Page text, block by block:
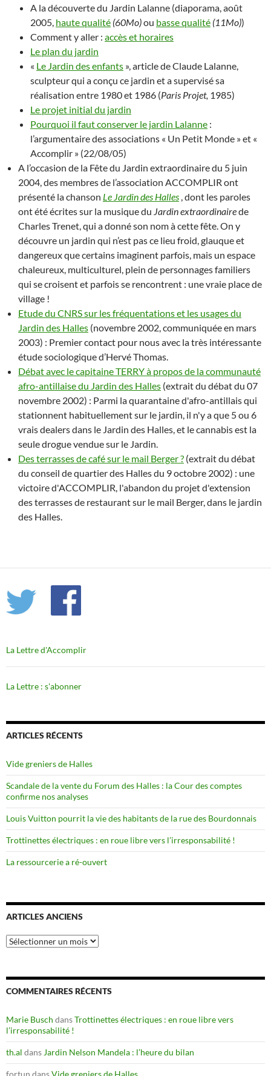
A la découverte du Jardin Lalanne (diaporama, août
2005, haute qualité (60Mo)ou basse qualité (11Mo))
Comment y aller : accès et horaires
Le plan du jardin
« Le Jardin des enfants », article de Claude Lalanne,
sculpteur qui a conçu ce jardin et a supervisé sa
réalisation entre 1980 et 1986 (Paris Projet, 1985)
Le projet initial du jardin
Pourquoi il faut conserver le jardin Lalanne :
l’argumentaire des associations « Un Petit Monde » et «
Accomplir » (22/08/05)
A l’occasion de la Fête du Jardin extraordinaire du 5 juin
2004, des membres de l’association ACCOMPLIR ont
présenté la chanson Le Jardin des Halles , dont les paroles
ont été écrites sur la musique du Jardin extraordinairede
Charles Trenet, qui a donné son nom à cette fête. On y
découvre un jardin qui n’est pas ce lieu froid, glauque et
dangereux que certains imaginent parfois, mais un espace
chaleureux, multiculturel, plein de personnages familiers
qui se croisent et parfois se rencontrent : une vraie place de
village !
Etude du CNRS sur les fréquentations et les usages du
Jardin des Halles (novembre 2002, communiquée en mars
2003) : Premier contact pour nous avec la très intéressante
étude sociologique d’Hervé Thomas.
Débat avec le capitaine TERRY à propos de la communauté
afro-antillaise du Jardin des Halles (extrait du débat du 07
novembre 2002) : Parmi la quarantaine d'afro-antillais qui
stationnent habituellement sur le jardin, il n'y a que 5 ou 6
vrais dealers dans le Jardin des Halles, et le cannabis est la
seule drogue vendue sur le Jardin.
Des terrasses de café sur le mail Berger ? (extrait du débat
du conseil de quartier des Halles du 9 octobre 2002) : une
victoire d'ACCOMPLIR, l'abandon du projet d'extension
des terrasses de restaurant sur le mail Berger, dans le jardin
des Halles.
La Lettre d'Accomplir
La Lettre : s'abonner
ARTICLES RÉCENTS
Vide greniers de Halles
Scandale de la vente du Forum des Halles : la Cour des comptes
confirme nos analyses
Louis Vuitton pourrit la vie des habitants de la rue des Bourdonnais
Trottinettes électriques : en roue libre vers l’irresponsabilité !
La ressourcerie a ré-ouvert
ARTICLES ANCIENS
Articles
anciens
COMMENTAIRES RÉCENTS
Marie Busch dansTrottinettes électriques : en roue libre vers
l’irresponsabilité !
th.al dans Jardin Nelson Mandela : l’heure du bilan